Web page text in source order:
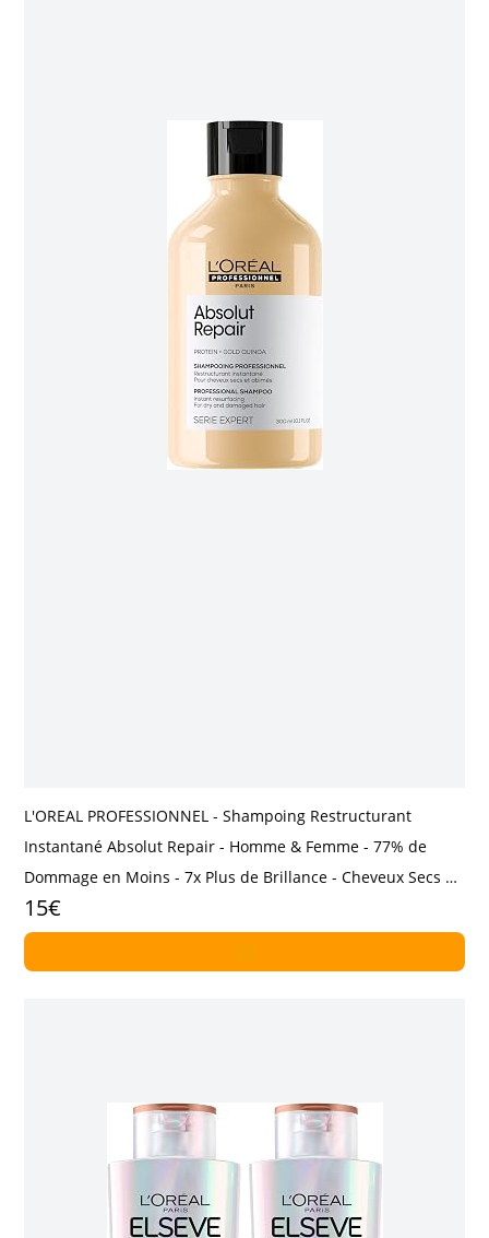
L'OREAL PROFESSIONNEL - Shampoing Restructurant
Instantané Absolut Repair - Homme & Femme - 77% de
Dommage en Moins - 7x Plus de Brillance - Cheveux Secs &
Abîmés
15€